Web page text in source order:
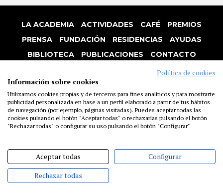
LA ACADEMIA ACTIVIDADES CAFÉ
PREMIOS
PRENSA
FUNDACIÓN RESIDENCIAS
AYUDAS
BIBLIOTECA
PUBLICACIONES
CONTACTO
COOKIES
Política de cookies
Información sobre cookies
Utilizamos cookies propias y de terceros para fines analíticos y para mostrarte
publicidad personalizada en base a un perfil elaborado a partir de tus hábitos
de navegación (por ejemplo, páginas visitadas). Puedes aceptar todas las
cookies pulsando el botón "Aceptar todas" o rechazarlas pulsando el botón
"Rechazar todas" o configurar su uso pulsando el botón "Configurar"
Aceptar todas Configurar
Rechazar todas